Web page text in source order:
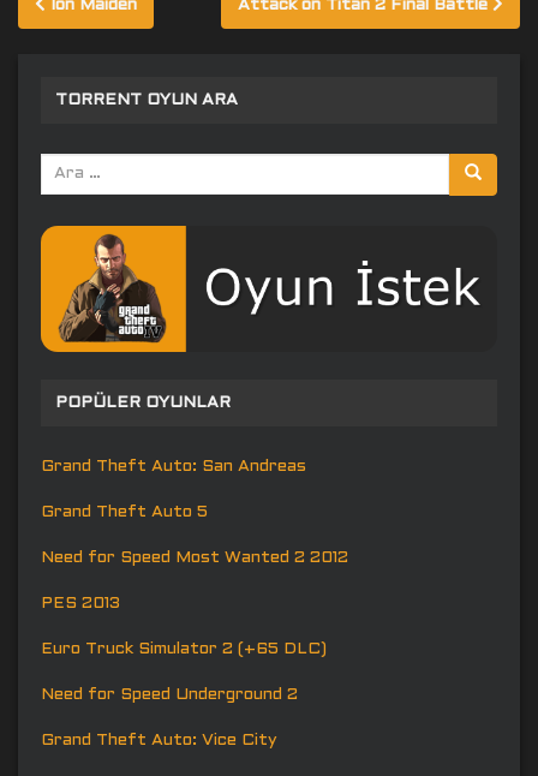
gezinmesi
Ion Maiden Attack on Titan 2 Final Battle
TORRENT OYUN ARA
Arama
yap:
POPÜLER OYUNLAR
Grand Theft Auto: San Andreas
Grand Theft Auto 5
Need for Speed Most Wanted 2 2012
PES 2013
Euro Truck Simulator 2 (+65 DLC)
Need for Speed Underground 2
Grand Theft Auto: Vice City